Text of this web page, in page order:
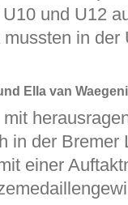
und U12
in
Ella van
in der
einer